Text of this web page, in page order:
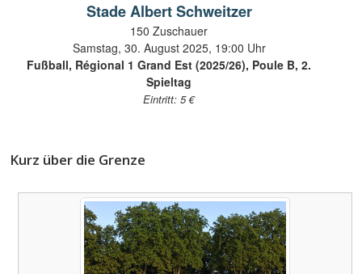
Stade Albert Schweitzer
150 Zuschauer
Samstag, 30. August 2025, 19:00 Uhr
Fußball, Régional 1 Grand Est (2025/26), Poule B, 2.
Spieltag
Eintritt: 5 €
Kurz über die Grenze